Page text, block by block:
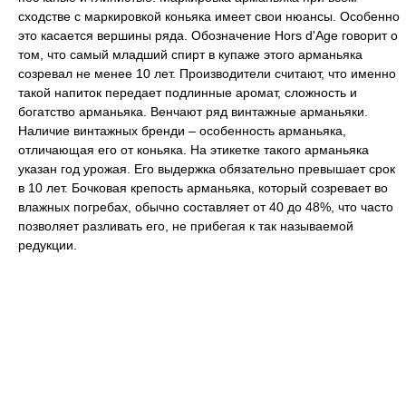
сходстве с маркировкой коньяка имеет свои нюансы. Особенно
это касается вершины ряда. Обозначение Hors d'Age говорит о
том, что самый младший спирт в купаже этого арманьяка
созревал не менее 10 лет. Производители считают, что именно
такой напиток передает подлинные аромат, сложность и
богатство арманьяка. Венчают ряд винтажные арманьяки.
Наличие винтажных бренди – особенность арманьяка,
отличающая его от коньяка. На этикетке такого арманьяка
указан год урожая. Его выдержка обязательно превышает срок
в 10 лет. Бочковая крепость арманьяка, который созревает во
влажных погребах, обычно составляет от 40 до 48%, что часто
позволяет разливать его, не прибегая к так называемой
редукции.